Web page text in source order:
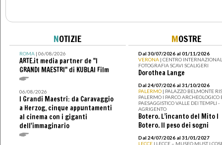
NOTIZIE
ROMA| 06/08/2026
ARTE.it media partner de "I
GRANDI MAESTRI" di KUBLAI Film
06/08/2026
I Grandi Maestri: da Caravaggio
a Herzog, cinque appuntamenti
al cinema con i giganti
dell'immaginario
MOSTRE
Dal 30/07/2026 al 01/11/2026
VERONA | CENTRO
FOTOGRAFIA SCAVI SCALIGERI
Dorothea Lange
Dal 24/07/2026 al 31/10/2026
PALERMO | PALAZZO BELMONTE
PALERMO I PARCO ARCHEOLOGICO
PAESAGGISTICO VALLE DEI TEMPLI -
AGRIGENTO
Botero. L’incanto del Mito I
Botero. Il peso dei sogni
Dal 24/07/2026 al 31/01/2027
LECCE | LECCE – MUSEO MUST I